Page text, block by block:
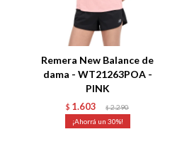
Remera New Balance de
dama - WT21263POA -
PINK
$ 1.603 $ 2.290
30